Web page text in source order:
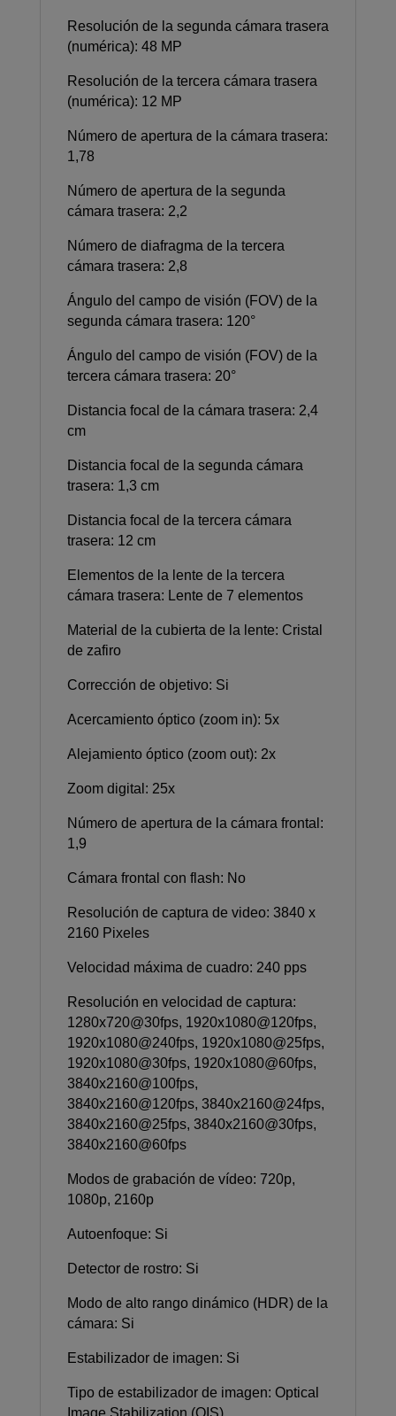
Resolución de la segunda cámara trasera
(numérica): 48 MP
Resolución de la tercera cámara trasera
(numérica): 12 MP
Número de apertura de la cámara trasera:
1,78
Número de apertura de la segunda
cámara trasera: 2,2
Número de diafragma de la tercera
cámara trasera: 2,8
Ángulo del campo de visión (FOV) de la
segunda cámara trasera: 120°
Ángulo del campo de visión (FOV) de la
tercera cámara trasera: 20°
Distancia focal de la cámara trasera: 2,4
cm
Distancia focal de la segunda cámara
trasera: 1,3 cm
Distancia focal de la tercera cámara
trasera: 12 cm
Elementos de la lente de la tercera
cámara trasera: Lente de 7 elementos
Material de la cubierta de la lente: Cristal
de zafiro
Corrección de objetivo: Si
Acercamiento óptico (zoom in): 5x
Alejamiento óptico (zoom out): 2x
Zoom digital: 25x
Número de apertura de la cámara frontal:
1,9
Cámara frontal con flash: No
Resolución de captura de video: 3840 x
2160 Pixeles
Velocidad máxima de cuadro: 240 pps
Resolución en velocidad de captura:
1280x720@30fps, 1920x1080@120fps,
1920x1080@240fps, 1920x1080@25fps,
1920x1080@30fps, 1920x1080@60fps,
3840x2160@100fps,
3840x2160@120fps, 3840x2160@24fps,
3840x2160@25fps, 3840x2160@30fps,
3840x2160@60fps
Modos de grabación de vídeo: 720p,
1080p, 2160p
Autoenfoque: Si
Detector de rostro: Si
Modo de alto rango dinámico (HDR) de la
cámara: Si
Estabilizador de imagen: Si
Tipo de estabilizador de imagen: Optical
Image Stabilization (OIS)